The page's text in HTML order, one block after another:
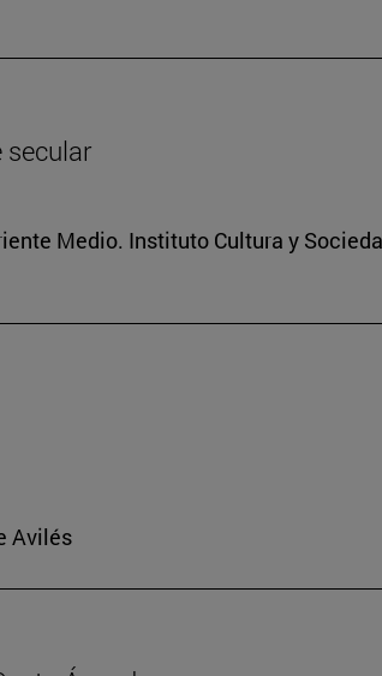
secular
Medio. Instituto Cultura y
Avilés